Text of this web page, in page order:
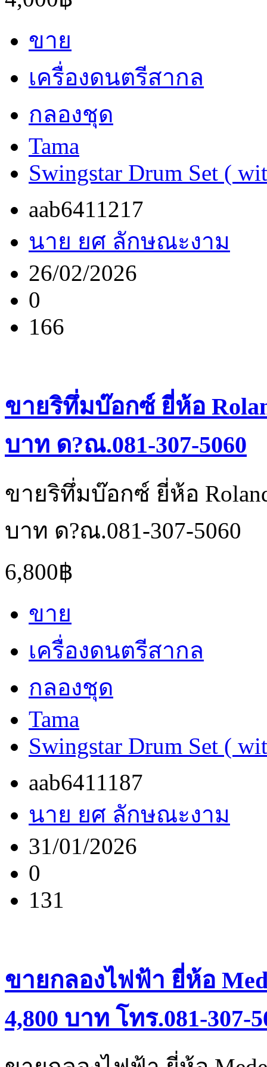
ขาย
เครื่องดนตรีสากล
กลองชุด
Tama
Swingstar Drum Set (
aab6411217
นาย ยศ ลักษณะงาม
26/02/2026
0
166
ขายริทึ่มบ๊อกซ์ ยี่ห้อ
บาท ด?ณ.081-307-5060
ขายริทึ่มบ๊อกซ์ ยี่ห้อ
บาท ด?ณ.081-307-5060
6,800฿
ขาย
เครื่องดนตรีสากล
กลองชุด
Tama
Swingstar Drum Set (
aab6411187
นาย ยศ ลักษณะงาม
31/01/2026
0
131
ขายกลองไฟฟ้า ยี่ห้อ
4,800 บาท โทร.081-307-